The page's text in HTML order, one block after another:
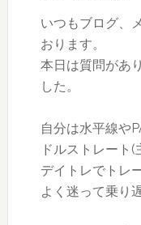
いつもブログ、
おります。
本日は質問があ
した。
自分は水平線や
ドルストレート
デイトレでトレ
よく迷って乗り